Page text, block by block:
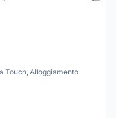
Touch, Alloggiamento